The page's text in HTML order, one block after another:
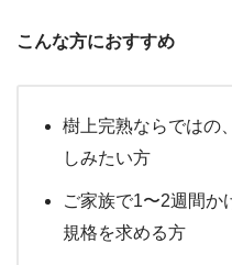
こんな方におすすめ
樹上完熟ならではの
しみたい方
ご家族で1〜2週間か
規格を求める方